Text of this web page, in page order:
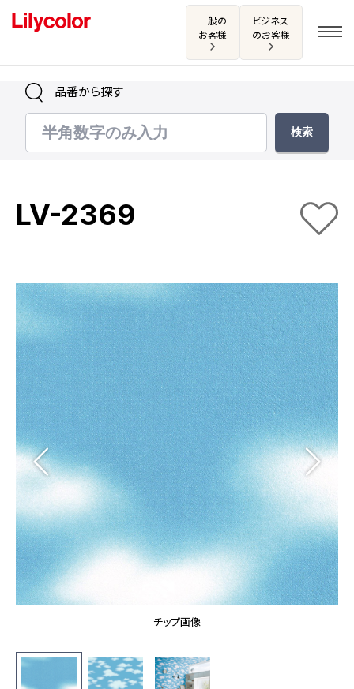
一般の
お客様
ビジネス
のお客様
ログイン・新規会員登録
お気に入り
商品を探す
商品を探す トップ
壁紙
カーテン
床材
ブランド・コレクション
Lilycolor Coordinate 着せ替えシミュレーション
カタログ一覧
カタログ一覧 トップ
壁紙
カーテン
床材
サステナブル商品
ノンワックス床タイル
壁紙機能性ガイド
施工事例
施工事例 トップ
医療・福祉施設
ホテル・オフィス・店舗
新築戸建・マンション
#リリカラのある暮らし
リリカラノート
ショールーム
ショールーム トップ
東京ショールーム
大阪ショールーム
広島ショールーム
お客様サポート
お客様サポート トップ
動画一覧
非住宅案件に関するお問い合わせ
品番から探す
LV-2369
チップ画像